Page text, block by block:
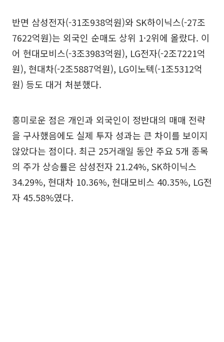
반면 삼성전자(-31조938억원)와 SK하이닉스(-27조
7622억원)는 외국인 순매도 상위 1·2위에 올랐다. 이
어 현대모비스(-3조3983억원), LG전자(-2조7221억
원), 현대차(-2조5887억원), LG이노텍(-1조5312억
원) 등도 대거 처분했다.
흥미로운 점은 개인과 외국인이 정반대의 매매 전략
을 구사했음에도 실제 투자 성과는 큰 차이를 보이지
않았다는 점이다. 최근 25거래일 동안 주요 5개 종목
의 주가 상승률은 삼성전자 21.24%, SK하이닉스
34.29%, 현대차 10.36%, 현대모비스 40.35%, LG전
자 45.58%였다.